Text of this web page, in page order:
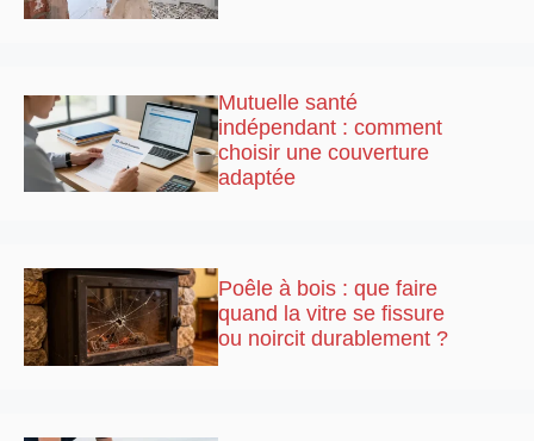
Mutuelle santé
indépendant : comment
choisir une couverture
adaptée
Poêle à bois : que faire
quand la vitre se fissure
ou noircit durablement ?